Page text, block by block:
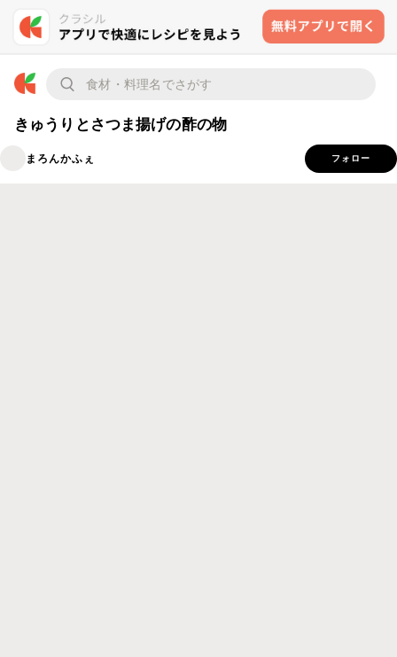
きゅうりとさつま揚げの酢の物
まろんかふぇ フォロー